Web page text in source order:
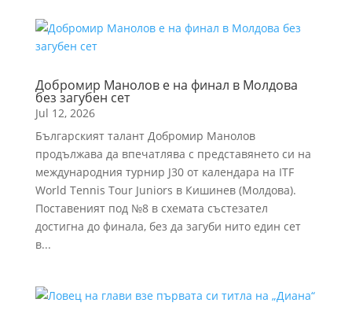
Добромир Манолов е на финал в Молдова
без загубен сет
Jul 12, 2026
Българският талант Добромир Манолов
продължава да впечатлява с представянето си на
международния турнир J30 от календара на ITF
World Tennis Tour Juniors в Кишинев (Молдова).
Поставеният под №8 в схемата състезател
достигна до финала, без да загуби нито един сет
в...